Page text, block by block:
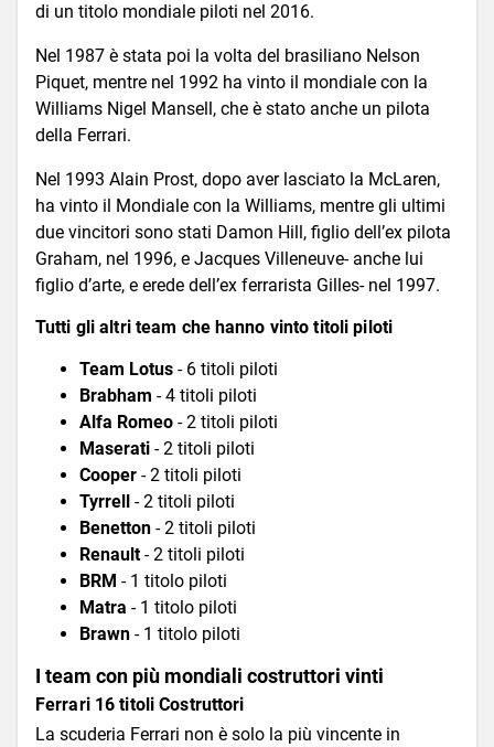
di un titolo mondiale piloti nel 2016.
Nel 1987 è stata poi la volta del brasiliano Nelson
Piquet, mentre nel 1992 ha vinto il mondiale con la
Williams Nigel Mansell, che è stato anche un pilota
della Ferrari.
Nel 1993 Alain Prost, dopo aver lasciato la McLaren,
ha vinto il Mondiale con la Williams, mentre gli ultimi
due vincitori sono stati Damon Hill, figlio dell’ex pilota
Graham, nel 1996, e Jacques Villeneuve- anche lui
figlio d’arte, e erede dell’ex ferrarista Gilles- nel 1997.
Tutti gli altri team che hanno vinto titoli piloti
Team Lotus - 6 titoli piloti
Brabham - 4 titoli piloti
Alfa Romeo - 2 titoli piloti
Maserati - 2 titoli piloti
Cooper - 2 titoli piloti
Tyrrell
- 2 titoli piloti
Benetton - 2 titoli piloti
Renault- 2 titoli piloti
BRM - 1 titolo piloti
Matra - 1 titolo piloti
Brawn - 1 titolo piloti
I team con più mondiali costruttori vinti
Ferrari 16 titoli Costruttori
La scuderia Ferrari non è solo la più vincente in